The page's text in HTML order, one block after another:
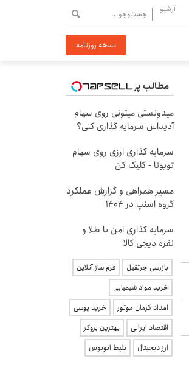
آرشیو
نسخه روزنامه
مطالب پیشنهادی
میدونستی میتونی روی سهام
آدیداس سرمایه گذاری کنی؟
سرمایه گذاری ارزی روی سهام
تویوتا - کلیک کن
مسیر همراهی و گزارش عملکرد
گروه اسنپ در ۱۴۰۴
سرمایه گذاری امن با طلا و
نقره دیجی کالا
بازرسی جرثقیل
فرم ساز آنلاین
خرید مواد شیمیایی
امداد کرمان موتور
خرید یوسی
اقتصاد ایرانی
بهترین بروکر
ارز دیجیتال
بلیط اتوبوس